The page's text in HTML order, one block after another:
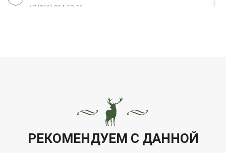
+7 (916) 914-18-56
РЕКОМЕНДУЕМ С ДАННОЙ